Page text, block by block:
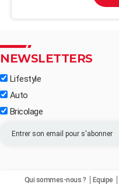
NEWSLETTERS
Lifestyle
Auto
Bricolage
Qui sommes-nous ? Equipe